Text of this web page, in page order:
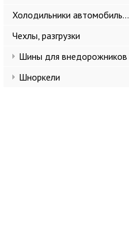
Холодильники автомобильные
Чехлы, разгрузки
Шины для внедорожников
Шноркели